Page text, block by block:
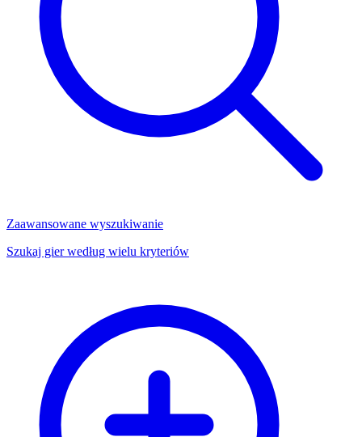
Zaawansowane wyszukiwanie
Szukaj gier według wielu kryteriów